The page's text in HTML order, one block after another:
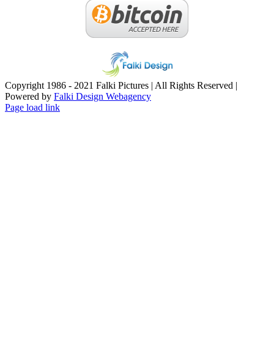
Copyright 1986 - 2021 Falki Pictures | All Rights Reserved |
Powered by Falki Design Webagency
Page load link